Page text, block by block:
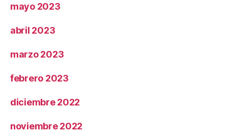
mayo 2023
abril 2023
marzo 2023
febrero 2023
diciembre 2022
noviembre 2022